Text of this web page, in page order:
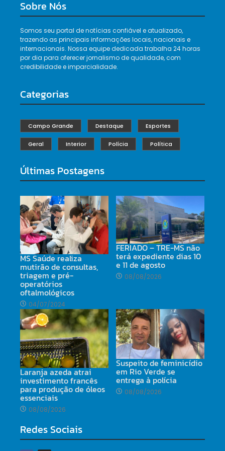
Sobre Nós
Somos seu portal de notícias confiável e atualizado,
trazendo as principais informações locais, nacionais e
internacionais. Nossa equipe dedicada trabalha 24 horas
por dia para oferecer jornalismo de qualidade, com
credibilidade e imparcialidade.
Categorias
Campo Grande Destaque Esportes
Geral Interior Polícia Política
Últimas Postagens
MS Saúde realiza
mutirão de consultas,
triagem e pré-
operatórios
oftalmológicos
04/07/2024
FERIADO – TRE-MS não
terá expediente dias 10
e 11 de agosto
08/08/2026
Laranja azeda atrai
investimento francês
para produção de óleos
essenciais
08/08/2026
Suspeito de feminicídio
em Rio Verde se
entrega à polícia
08/08/2026
Redes Sociais